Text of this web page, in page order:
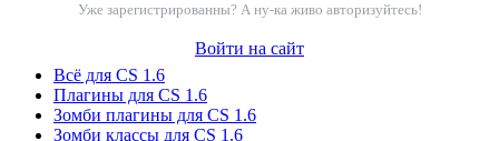
Уже зарегистрированны? А ну-ка живо авторизуйтесь!
Войти на сайт
Всё для CS 1.6
Плагины для CS 1.6
Зомби плагины для CS 1.6
Зомби классы для CS 1.6